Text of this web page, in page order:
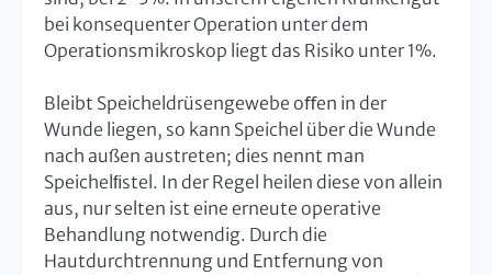
bei konsequenter Operation unter dem
Operationsmikroskop liegt das Risiko unter 1%.
Bleibt Speicheldrüsengewebe oﬀen in der
Wunde liegen, so kann Speichel über die Wunde
nach außen austreten; dies nennt man
Speichelﬁstel. In der Regel heilen diese von allein
aus, nur selten ist eine erneute operative
Behandlung notwendig. Durch die
Hautdurchtrennung und Entfernung von